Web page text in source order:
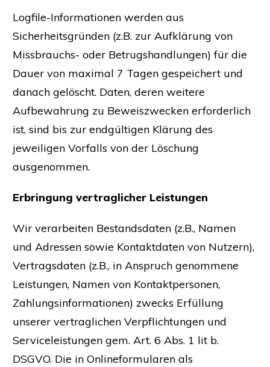
Logfile-Informationen werden aus
Sicherheitsgründen (z.B. zur Aufklärung von
Missbrauchs- oder Betrugshandlungen) für die
Dauer von maximal 7 Tagen gespeichert und
danach gelöscht. Daten, deren weitere
Aufbewahrung zu Beweiszwecken erforderlich
ist, sind bis zur endgültigen Klärung des
jeweiligen Vorfalls von der Löschung
ausgenommen.
Erbringung vertraglicher Leistungen
Wir verarbeiten Bestandsdaten (z.B., Namen
und Adressen sowie Kontaktdaten von Nutzern),
Vertragsdaten (z.B., in Anspruch genommene
Leistungen, Namen von Kontaktpersonen,
Zahlungsinformationen) zwecks Erfüllung
unserer vertraglichen Verpflichtungen und
Serviceleistungen gem. Art. 6 Abs. 1 lit b.
DSGVO. Die in Onlineformularen als